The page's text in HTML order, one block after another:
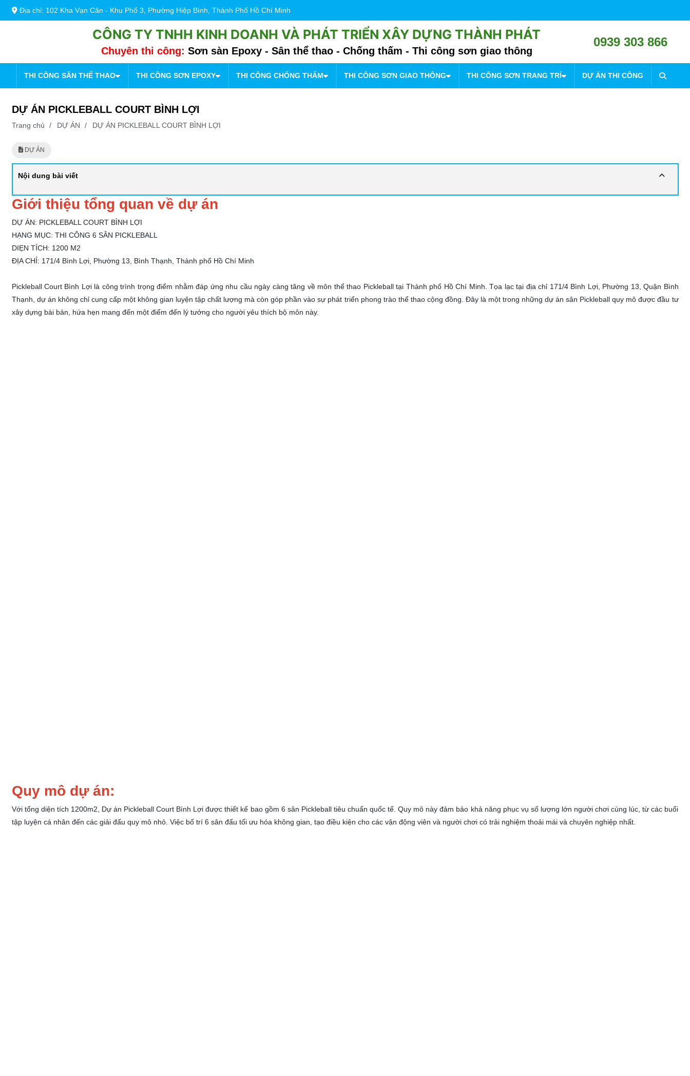
Địa chỉ: 102 Kha Vạn Cân - Khu Phố 3, Phường Hiệp Bình, Thành Phố Hồ Chí Minh
CÔNG TY TNHH KINH DOANH VÀ PHÁT TRIỂN XÂY DỰNG THÀNH PHÁT
Chuyên thi công: Sơn sàn Epoxy - Sân thể thao - Chống thấm - Thi công sơn giao thông
0939 303 866
THI CÔNG SÂN THỂ THAO THI CÔNG SƠN EPOXY THI CÔNG CHỐNG THẤM THI CÔNG SƠN GIAO THÔNG THI CÔNG SƠN TRANG TRÍ DỰ ÁN THI CÔNG
DỰ ÁN PICKLEBALL COURT BÌNH LỢI
Trang chủ / DỰ ÁN / DỰ ÁN PICKLEBALL COURT BÌNH LỢI
DỰ ÁN
Nội dung bài viết
Giới thiệu tổng quan về dự án
DỰ ÁN: PICKLEBALL COURT BÌNH LỢI
HẠNG MỤC: THI CÔNG 6 SÂN PICKLEBALL
DIẸN TÍCH: 1200 M2
ĐỊA CHỈ: 171/4 Bình Lợi, Phường 13, Bình Thạnh, Thành phố Hồ Chí Minh
Pickleball Court Bình Lợi là công trình trọng điểm nhằm đáp ứng nhu cầu ngày càng tăng về môn thể thao Pickleball tại Thành phố Hồ Chí Minh. Tọa lạc tại địa chỉ 171/4 Bình Lợi, Phường 13, Quận Bình
Thạnh, dự án không chỉ cung cấp một không gian luyện tập chất lượng mà còn góp phần vào sự phát triển phong trào thể thao cộng đồng. Đây là một trong những dự án sân Pickleball quy mô được đầu tư
xây dựng bài bản, hứa hẹn mang đến một điểm đến lý tưởng cho người yêu thích bộ môn này.
Quy mô dự án:
Với tổng diện tích 1200m2, Dự án Pickleball Court Bình Lợi được thiết kế bao gồm 6 sân Pickleball tiêu chuẩn quốc tế. Quy mô này đảm bảo khả năng phục vụ số lượng lớn người chơi cùng lúc, từ các buổi
tập luyện cá nhân đến các giải đấu quy mô nhỏ. Việc bố trí 6 sân đấu tối ưu hóa không gian, tạo điều kiện cho các vận động viên và người chơi có trải nghiệm thoải mái và chuyên nghiệp nhất.